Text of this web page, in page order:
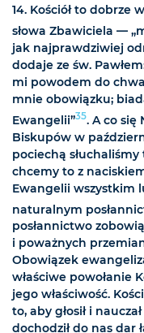
14. Kościół to dobrze
słowa Zbawiciela —
jak najprawdziwiej
dodaje ze św.
mi powodem do
mnie obowiązku;
Ewangelii”35. A co się
Biskupów w
pociechą słuchaliśmy
chcemy to z
Ewangelii wszystkim
naturalnym
posłannictwo
i poważnych
Obowiązek
właściwe powołanie
jego właściwość.
to, aby głosił i
dochodził do nas dar